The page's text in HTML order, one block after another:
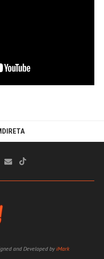
and Developed byiMark